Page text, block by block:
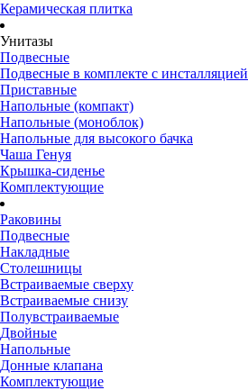
Керамическая плитка
Унитазы
Подвесные
Подвесные в комплекте с инсталляцией
Приставные
Напольные (компакт)
Напольные (моноблок)
Напольные для высокого бачка
Чаша Генуя
Крышка-сиденье
Комплектующие
Раковины
Подвесные
Накладные
Столешницы
Встраиваемые сверху
Встраиваемые снизу
Полувстраиваемые
Двойные
Напольные
Донные клапана
Комплектующие